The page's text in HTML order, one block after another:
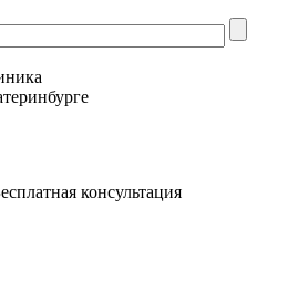
консультация